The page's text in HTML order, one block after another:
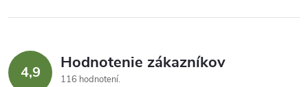
4,9 Hodnotenie zákazníkov
116 hodnotení